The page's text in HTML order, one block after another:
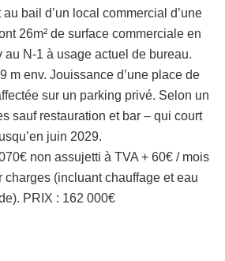
bail d’un local commercial d’une
26m² de surface commerciale en
au N-1 à usage actuel de bureau.
m env. Jouissance d’une place de
sur un parking privé. Selon un
sauf restauration et bar – qui court
juin 2029.
non assujetti à TVA + 60€ / mois
charges (incluant chauffage et eau
PRIX : 162 000€